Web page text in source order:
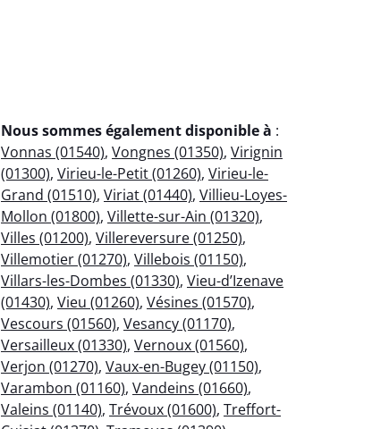
Nous sommes également disponible à :
Vonnas (01540), Vongnes (01350), Virignin
(01300), Virieu-le-Petit (01260), Virieu-le-
Grand (01510), Viriat (01440), Villieu-Loyes-
Mollon (01800), Villette-sur-Ain (01320),
Villes (01200), Villereversure (01250),
Villemotier (01270), Villebois (01150),
Villars-les-Dombes (01330), Vieu-d’Izenave
(01430), Vieu (01260), Vésines (01570),
Vescours (01560), Vesancy (01170),
Versailleux (01330), Vernoux (01560),
Verjon (01270), Vaux-en-Bugey (01150),
Varambon (01160), Vandeins (01660),
Valeins (01140), Trévoux (01600), Treffort-